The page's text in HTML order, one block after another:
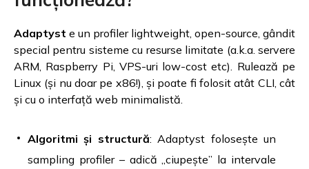
Adaptyst e un profiler lightweight, open-source, gândit
special pentru sisteme cu resurse limitate (a.k.a. servere
ARM, Raspberry Pi, VPS-uri low-cost etc). Rulează pe
Linux (și nu doar pe x86!), și poate fi folosit atât CLI, cât
și cu o interfață web minimalistă.
Algoritmi și structură: Adaptyst folosește un
sampling profiler – adică „ciupește” la intervale